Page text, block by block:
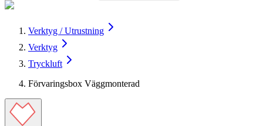
Verktyg / Utrustning
Verktyg
Tryckluft
Förvaringsbox Väggmonterad